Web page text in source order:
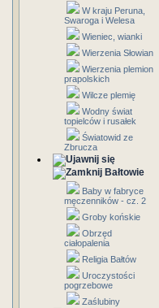
W kraju Peruna,
Swaroga i Welesa
Wieniec, wianki
Wierzenia Słowian
Wierzenia plemion
prapolskich
Wilcze plemię
Wodny świat
topielców i rusałek
Światowid ze
Zbrucza
Bałtowie
Baby w fabryce
męczenników - cz. 2
Groby końskie
Obrzęd
ciałopalenia
Religia Bałtów
Uroczystości
pogrzebowe
Zaślubiny